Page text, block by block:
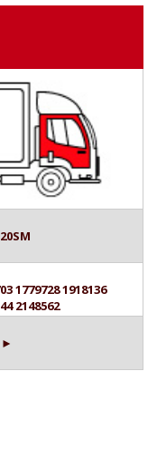
1779728 1918136
2148562
►